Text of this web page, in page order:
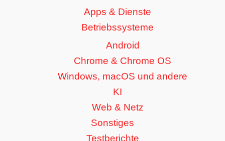
Apps & Dienste
Betriebssysteme
Android
Chrome & Chrome OS
Windows, macOS und andere
KI
Web & Netz
Sonstiges
Testberichte